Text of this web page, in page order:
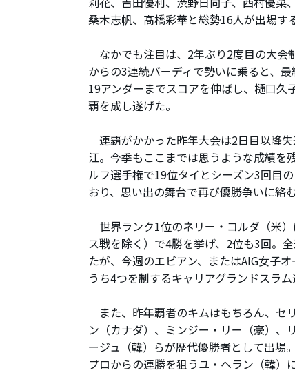
桑木志帆、髙橋彩華と総勢16人が出場す
なかでも注目は、2年ぶり2度目の大会
からの3連続バーディで勢いに乗ると、
19アンダーまでスコアを伸ばし、樋口
覇を成し遂げた。
連覇がかかった昨年大会は2日目以降
江。今季もここまでは思うような成績を
ルフ選手権で19位タイとシーズン3回目
おり、思い出の舞台で再び優勝争いに絡
世界ランク1位のネリー・コルダ（米
ス戦を除く）で4勝を挙げ、2位も3回。
たが、今週のエビアン、またはAIG女子
うち4つを制するキャリアグランドスラム
また、昨年覇者のキムはもちろん、セ
ン（カナダ）、ミンジー・リー（豪）、
ージュ（韓）らが歴代優勝者として出場
プロからの連勝を狙うユ・ヘラン（韓）